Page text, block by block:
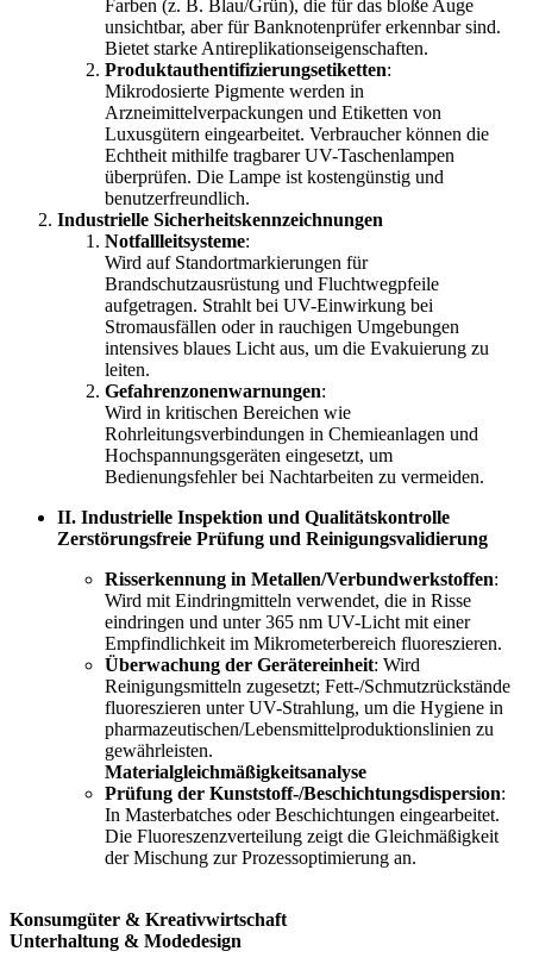
Farben (z. B. Blau/Grün), die für das bloße Auge
unsichtbar, aber für Banknotenprüfer erkennbar sind.
Bietet starke Antireplikationseigenschaften.
Produktauthentifizierungsetiketten:
Mikrodosierte Pigmente werden in
Arzneimittelverpackungen und Etiketten von
Luxusgütern eingearbeitet. Verbraucher können die
Echtheit mithilfe tragbarer UV-Taschenlampen
überprüfen. Die Lampe ist kostengünstig und
benutzerfreundlich.
Industrielle Sicherheitskennzeichnungen
Notfallleitsysteme:
Wird auf Standortmarkierungen für
Brandschutzausrüstung und Fluchtwegpfeile
aufgetragen. Strahlt bei UV-Einwirkung bei
Stromausfällen oder in rauchigen Umgebungen
intensives blaues Licht aus, um die Evakuierung zu
leiten.
Gefahrenzonenwarnungen:
Wird in kritischen Bereichen wie
Rohrleitungsverbindungen in Chemieanlagen und
Hochspannungsgeräten eingesetzt, um
Bedienungsfehler bei Nachtarbeiten zu vermeiden.
II. Industrielle Inspektion und Qualitätskontrolle
Zerstörungsfreie Prüfung und Reinigungsvalidierung
Risserkennung in Metallen/Verbundwerkstoffen:
Wird mit Eindringmitteln verwendet, die in Risse
eindringen und unter 365 nm UV-Licht mit einer
Empfindlichkeit im Mikrometerbereich fluoreszieren.
Überwachung der Gerätereinheit: Wird
Reinigungsmitteln zugesetzt; Fett-/Schmutzrückstände
fluoreszieren unter UV-Strahlung, um die Hygiene in
pharmazeutischen/Lebensmittelproduktionslinien zu
gewährleisten.
Materialgleichmäßigkeitsanalyse
Prüfung der Kunststoff-/Beschichtungsdispersion:
In Masterbatches oder Beschichtungen eingearbeitet.
Die Fluoreszenzverteilung zeigt die Gleichmäßigkeit
der Mischung zur Prozessoptimierung an.
Konsumgüter & Kreativwirtschaft
Unterhaltung & Modedesign